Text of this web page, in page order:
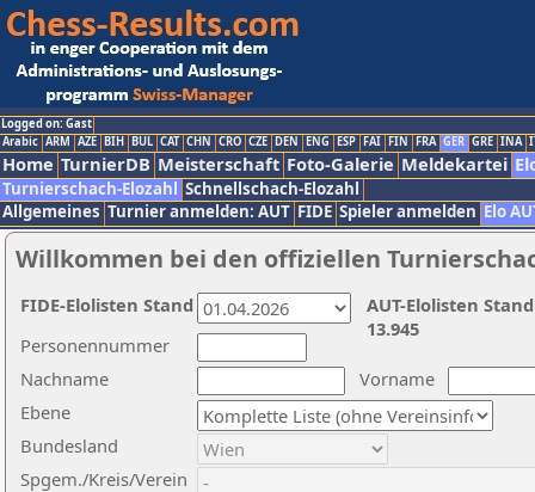
Logged on: Gast
Arabic ARM AZE BIH BUL CAT CHN CRO CZE DEN ENG ESP FAI FIN FRA GER GRE INA
Home TurnierDB Meisterschaft Foto-Galerie Meldekartei
Turnierschach-Elozahl Schnellschach-Elozahl
Allgemeines Turnier anmelden: AUT FIDE Spieler anmelden Elo
Willkommen bei den offiziellen
Nachname
Vorname
Ebene
Personennummer
Bundesland
Spgem./Kreis/Verein
AUT-Elolisten
13.945
FIDE-Elolisten Stand